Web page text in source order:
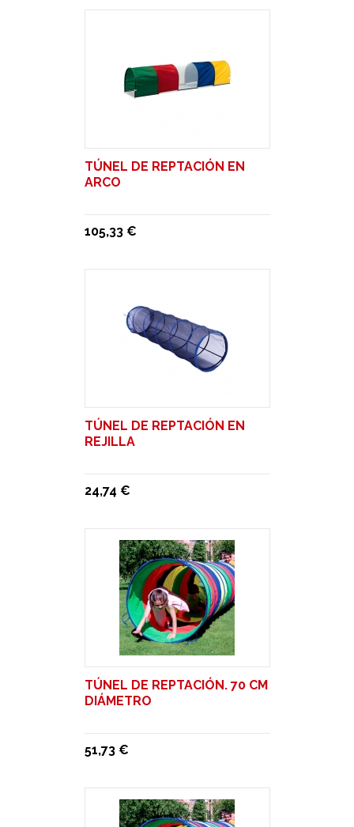
TÚNEL DE REPTACIÓN EN
ARCO
105,33 €
TÚNEL DE REPTACIÓN EN
REJILLA
24,74 €
TÚNEL DE REPTACIÓN. 70 CM
DIÁMETRO
51,73 €